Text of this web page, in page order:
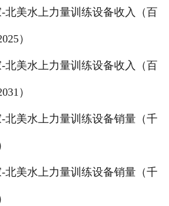
美水上力量训练设备收入（百
）
美水上力量训练设备收入（百
）
美水上力量训练设备销量（千
美水上力量训练设备销量（千